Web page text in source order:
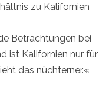
zu Kalifornien
Betrachtungen bei
ist Kalifornien nur für
das nüchterner.«